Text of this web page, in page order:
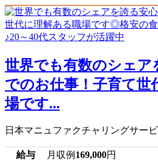
世界でも有数のシェア
でのお仕事！子育て世
場です...
日本マニュファクチャリングサー
給与 月収例 169,000円